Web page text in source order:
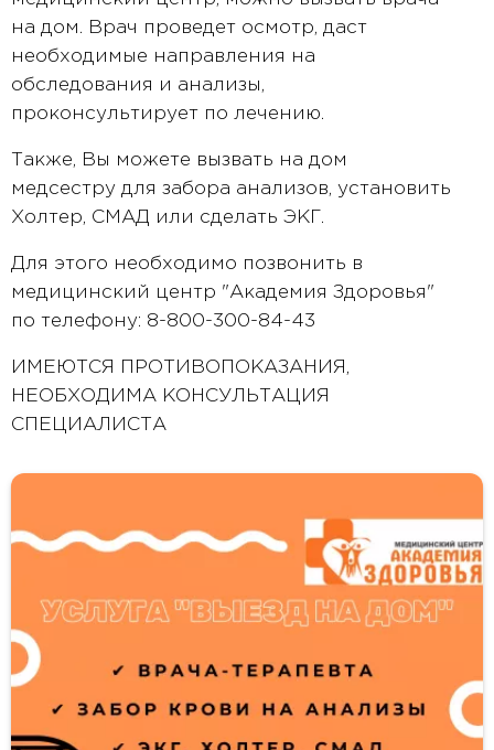
на дом. Врач проведет осмотр, даст
необходимые направления на
обследования и анализы,
проконсультирует по лечению.
Также, Вы можете вызвать на дом
медсестру для забора анализов, установить
Холтер, СМАД или сделать ЭКГ.
Для этого необходимо позвонить в
медицинский центр "Академия Здоровья"
по телефону: 8-800-300-84-43
ИМЕЮТСЯ ПРОТИВОПОКАЗАНИЯ,
НЕОБХОДИМА КОНСУЛЬТАЦИЯ
СПЕЦИАЛИСТА